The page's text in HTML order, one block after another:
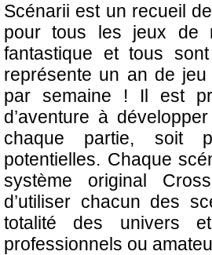
Scénarii est un recueil
pour tous les jeux de
fantastique et tous
représente un an de jeu
par semaine ! Il est
d’aventure à
chaque partie, soit
potentielles. Chaque
système original
d’utiliser chacun des
totalité des univers
professionnels ou